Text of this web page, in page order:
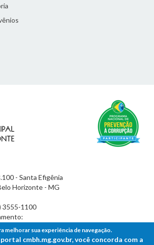
- Santa Efigênia
Horizonte - MG
3555-1100
melhorar sua experiência de navegação.
cmbh.mg.gov.br, você concorda com a